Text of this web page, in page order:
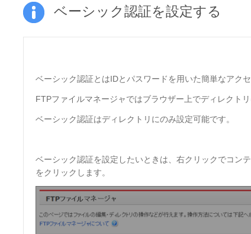
ベーシック認証を設定する
ベーシック認証とはIDとパスワードを用いた簡単なアクセ
FTPファイルマネージャではブラウザー上でディレクト
ベーシック認証はディレクトリにのみ設定可能です。
ベーシック認証を設定したいときは、右クリックでコン
をクリックします。